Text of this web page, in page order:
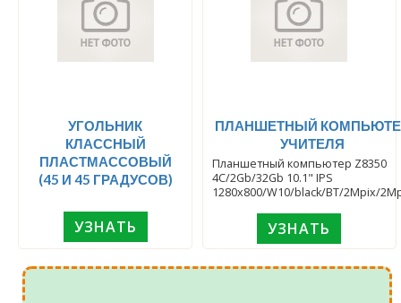
УГОЛЬНИК
КЛАССНЫЙ
ПЛАСТМАССОВЫЙ
(45 И 45 ГРАДУСОВ)
УЗНАТЬ
ПЛАНШЕТНЫЙ
УЧИТЕЛЯ
Планшетный компьютер Z8350
4C/2Gb/32Gb 10.1" IPS
1280x800/W10/black/BT/2Mpix/
УЗНАТЬ